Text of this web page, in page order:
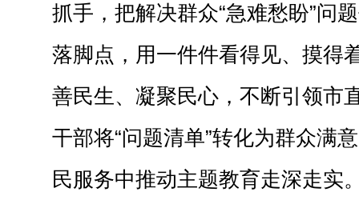
抓手，把解决群众“急难愁盼”问
落脚点，用一件件看得见、摸得
善民生、凝聚民心，不断引领市
干部将“问题清单”转化为群众满
民服务中推动主题教育走深走实